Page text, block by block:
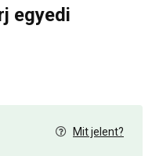
egyedi
Mit jelent?